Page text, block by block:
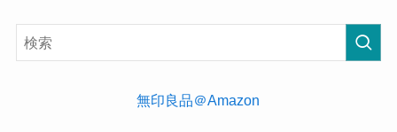
無印良品＠Amazon